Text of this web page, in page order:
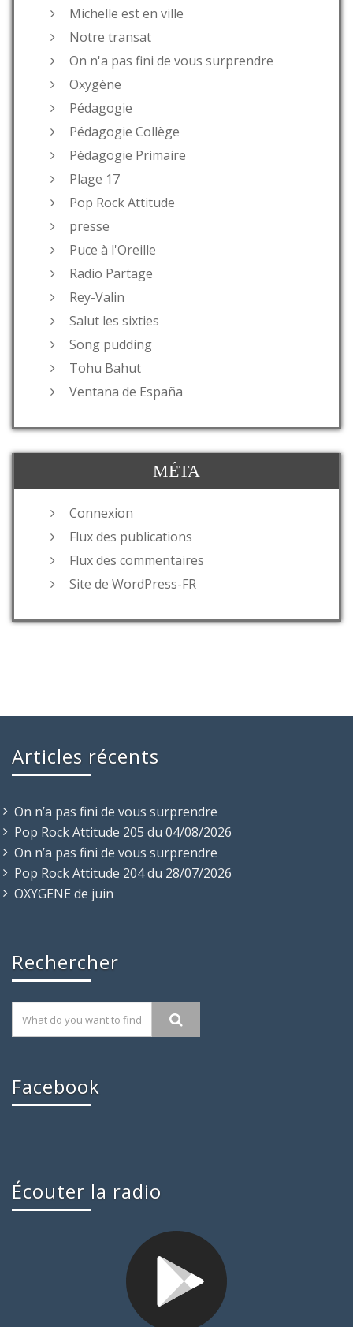
Michelle est en ville
Notre transat
On n'a pas fini de vous surprendre
Oxygène
Pédagogie
Pédagogie Collège
Pédagogie Primaire
Plage 17
Pop Rock Attitude
presse
Puce à l'Oreille
Radio Partage
Rey-Valin
Salut les sixties
Song pudding
Tohu Bahut
Ventana de España
MÉTA
Connexion
Flux des publications
Flux des commentaires
Site de WordPress-FR
Articles récents
On n’a pas fini de vous surprendre
Pop Rock Attitude 205 du 04/08/2026
On n’a pas fini de vous surprendre
Pop Rock Attitude 204 du 28/07/2026
OXYGENE de juin
Rechercher
Facebook
Écouter la radio